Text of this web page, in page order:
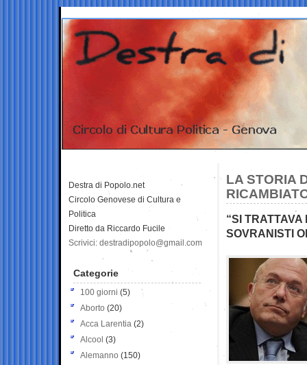
LA STORIA
“SI
SOVRANISTI
Destra di Popolo.net
Circolo Genovese di Cultura e
Politica
Diretto da Riccardo Fucile
Scrivici: destradipopolo@gmail.com
Categorie
100 giorni (5)
Aborto (20)
Acca Larentia (2)
Alcool (3)
Alemanno (150)